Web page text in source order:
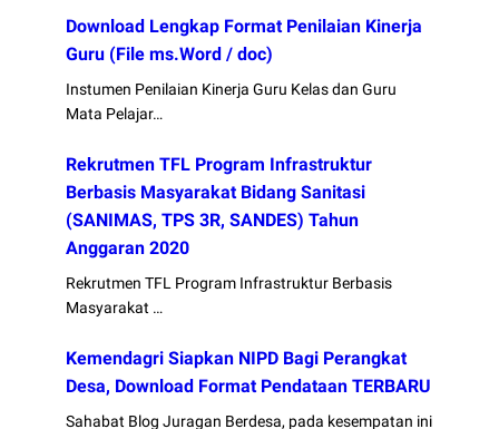
Download Lengkap Format Penilaian Kinerja
Guru (File ms.Word / doc)
Instumen Penilaian Kinerja Guru Kelas dan Guru
Mata Pelajar…
Rekrutmen TFL Program Infrastruktur
Berbasis Masyarakat Bidang Sanitasi
(SANIMAS, TPS 3R, SANDES) Tahun
Anggaran 2020
Rekrutmen TFL Program Infrastruktur Berbasis
Masyarakat …
Kemendagri Siapkan NIPD Bagi Perangkat
Desa, Download Format Pendataan TERBARU
Sahabat Blog Juragan Berdesa, pada kesempatan ini